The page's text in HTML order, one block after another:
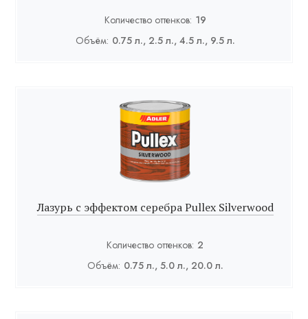
Количество оттенков: 19
Объём: 0.75 л., 2.5 л., 4.5 л., 9.5 л.
Лазурь с эффектом серебра Pullex Silverwood
Количество оттенков: 2
Объём: 0.75 л., 5.0 л., 20.0 л.